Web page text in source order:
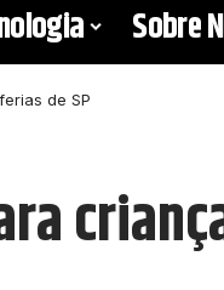
Sobre
de SP